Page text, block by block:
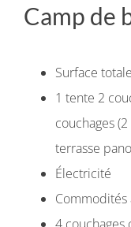
Camp de
Surface
1 tente 2
couchages
terrasse
Électricité